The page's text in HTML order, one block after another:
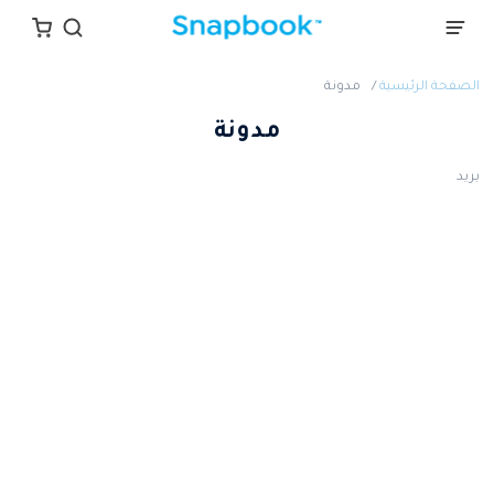
الصفحة الرئيسية مدونة
مدونة
بريد